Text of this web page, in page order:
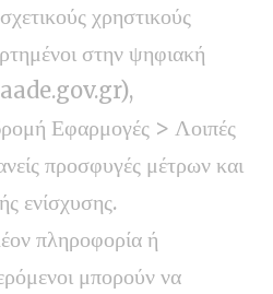
χρηστικούς
στην ψηφιακή
),
Εφαρμογές > Λοιπές
προσφυγές μέτρων και
ενίσχυσης.
πληροφορία ή
μπορούν να